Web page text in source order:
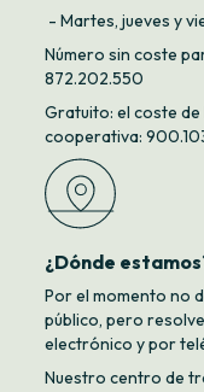
- Martes, jueves y
Número sin coste
872.202.550
Gratuito: el coste
cooperativa:
¿Dónde
Por el momento no
público, pero
electrónico y por
Nuestro centro de